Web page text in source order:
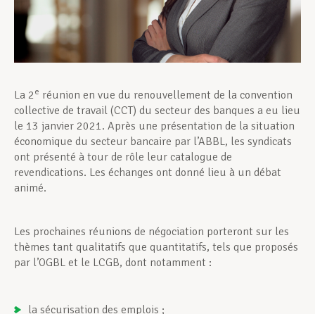
Actualités
La 2 e réunion en vue du renouvellement de la convention
collective de travail (CCT) du secteur des banques a eu lieu
le 13 janvier 2021. Après une présentation de la situation
économique du secteur bancaire par l’ABBL, les syndicats
ont présenté à tour de rôle leur catalogue de
revendications. Les échanges ont donné lieu à un débat
animé.
Les prochaines réunions de négociation porteront sur les
thèmes tant qualitatifs que quantitatifs, tels que proposés
par l’OGBL et le LCGB, dont notamment :
la sécurisation des emplois ;